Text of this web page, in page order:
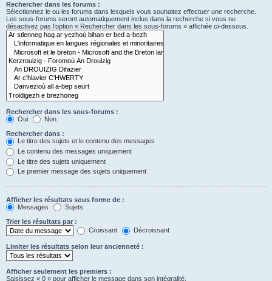
Rechercher dans les forums :
Sélectionnez le ou les forums dans lesquels vous souhaitez effectuer une recherche.
Les sous-forums seront automatiquement inclus dans la recherche si vous ne
désactivez pas l’option « Rechercher dans les sous-forums » affichée ci-dessous.
Rechercher dans les sous-forums :
Oui
Non
Rechercher dans :
Le titre des sujets et le contenu des messages
Le contenu des messages uniquement
Le titre des sujets uniquement
Le premier message des sujets uniquement
Afficher les résultats sous forme de :
Messages
Sujets
Trier les résultats par :
Croissant
Décroissant
Limiter les résultats selon leur ancienneté :
Afficher seulement les premiers :
Saisissez « 0 » pour afficher le message dans son intégralité.